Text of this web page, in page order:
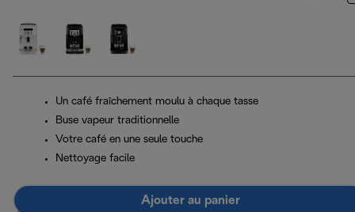
Un café fraîchement moulu à chaque tasse
Buse vapeur traditionnelle
Votre café en une seule touche
Nettoyage facile
Ajouter au panier